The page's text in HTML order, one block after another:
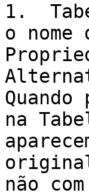
1.
o nome
na
não